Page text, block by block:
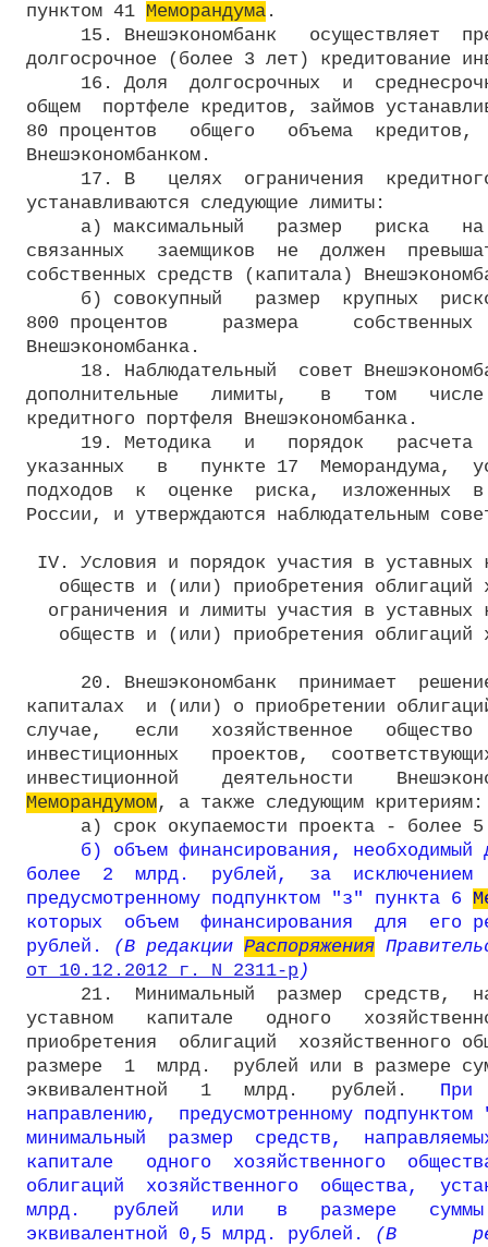
пунктом 41 Меморандума .
15. Внешэкономбанк   осуществляет
долгосрочное (более 3 лет) кредитование
16. Доля  долгосрочных  и
общем  портфеле кредитов, займов
80 процентов   общего   объема  кредитов,
Внешэкономбанком.
17. В   целях  ограничения
устанавливаются следующие лимиты:
а) максимальный   размер   риска
связанных   заемщиков  не  должен
собственных средств (капитала)
б) совокупный   размер  крупных
800 процентов     размера
Внешэкономбанка.
18. Наблюдательный  совет
дополнительные   лимиты,   в   том   числе
кредитного портфеля Внешэкономбанка.
19. Методика   и   порядок   расчета
указанных   в   пункте 17  Меморандума,
подходов  к  оценке  риска,  изложенных  в
России, и утверждаются наблюдательным
IV. Условия и порядок участия в уставных
обществ и (или) приобретения облигаций
ограничения и лимиты участия в уставных
обществ и (или) приобретения облигаций
20. Внешэкономбанк  принимает
капиталах  и (или) о приобретении
случае,   если   хозяйственное   общество
инвестиционных   проектов,
Меморандумом, а также следующим критериям:
а) срок окупаемости проекта - более
б) объем финансирования,
более  2  млрд.  рублей,  за  исключением
предусмотренному подпунктом "з" пункта 6
которых  объем  финансирования  для  его
рублей.
(В редакции Распоряжения
от 10.12.2012 г. N 2311-р )
21.  Минимальный  размер  средств,
уставном   капитале   одного
приобретения  облигаций  хозяйственного
размере  1  млрд.  рублей или в размере
эквивалентной   1   млрд.   рублей. При
направлению,  предусмотренному
минимальный  размер  средств,
капитале   одного  хозяйственного
облигаций  хозяйственного  общества,
млрд.   рублей   или   в   размере   суммы
эквивалентной 0,5 млрд. рублей.
(В